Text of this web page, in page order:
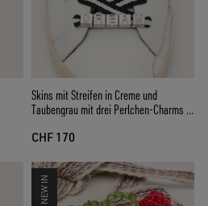
Skins mit Streifen in Creme und
Taubengrau mit drei Perlchen-Charms in
CHF 170
NEW IN